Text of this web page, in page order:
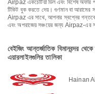
Airpaz একচেটিয়া ডিল এবং বিশেষ অফার
টিকিট বুক করতে দেয়। গুণমান বা আরামের
Airpaz এর সাথে, আপনার স্বপ্নের
এবং অপরাজেয় সঞ্চয়ের জন্য Airpaz-এর
বেইজিং আন্তর্জাতিক বিমানবন্দর
এয়ারলাইনগুলির তালিকা
Hainan